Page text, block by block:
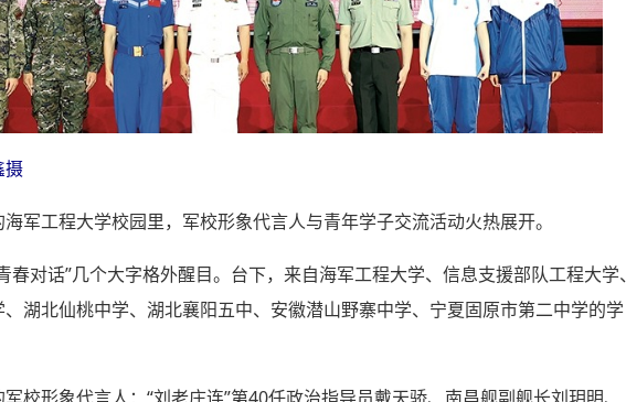
摄
军工程大学校园里，军校形象代言人与青年学子交流活动火热展开。
对话”几个大字格外醒目。台下，来自海军工程大学、信息支援部队工程大学、
湖北仙桃中学、湖北襄阳五中、安徽潜山野寨中学、宁夏固原市第二中学的学